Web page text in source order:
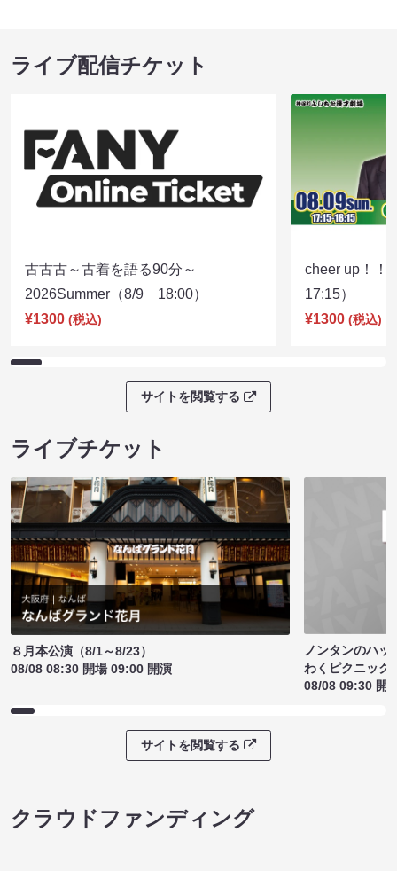
ライブ配信チケット
古古古～古着を語る90分～
2026Summer（8/9 18:00）
¥1300 (税込)
cheer up！
17:15）
¥1300 (税込)
サイトを閲覧する
ライブチケット
８月本公演（8/1～8/23）
08/08 08:30 開場 09:00 開演
ノンタンのハッ
わくピクニック
08/08 09:30 開
サイトを閲覧する
クラウドファンディング